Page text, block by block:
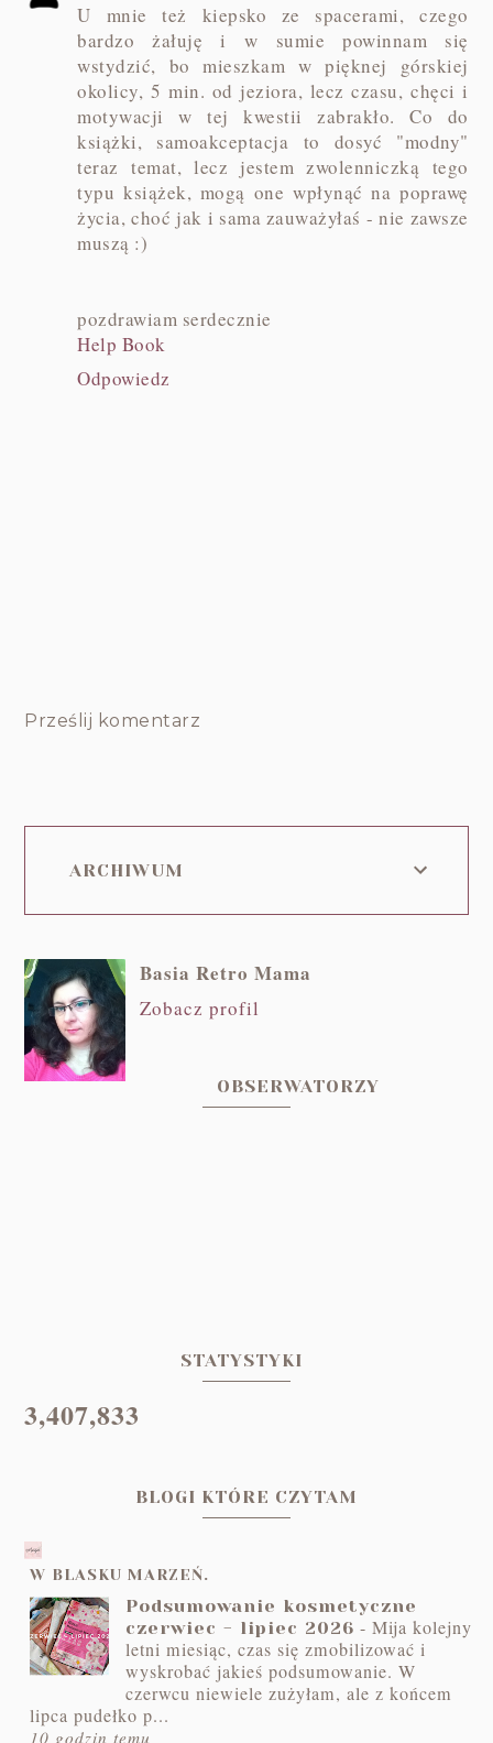
U mnie też kiepsko ze spacerami, czego
bardzo żałuję i w sumie powinnam się
wstydzić, bo mieszkam w pięknej górskiej
okolicy, 5 min. od jeziora, lecz czasu, chęci i
motywacji w tej kwestii zabrakło. Co do
książki, samoakceptacja to dosyć "modny"
teraz temat, lecz jestem zwolenniczką tego
typu książek, mogą one wpłynąć na poprawę
życia, choć jak i sama zauważyłaś - nie zawsze
muszą :)
pozdrawiam serdecznie
Help Book
Odpowiedz
Prześlij komentarz
ARCHIWUM
Basia Retro Mama
Zobacz profil
OBSERWATORZY
STATYSTYKI
3,407,833
BLOGI KTÓRE CZYTAM
W BLASKU MARZEŃ.
Podsumowanie kosmetyczne
czerwiec - lipiec 2026 -Mija kolejny
letni miesiąc, czas się zmobilizować i
wyskrobać jakieś podsumowanie. W
czerwcu niewiele zużyłam, ale z końcem
lipca pudełko p...
10 godzin temu